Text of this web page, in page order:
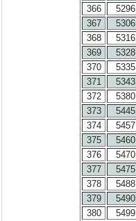
366
5296
367
5306
368
5316
369
5328
370
5335
371
5343
372
5380
373
5445
374
5457
375
5460
376
5470
377
5475
378
5488
379
5490
380
5499